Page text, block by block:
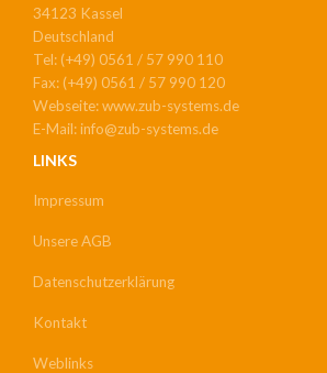
34123 Kassel
Deutschland
Tel: (+49) 0561 / 57 990 110
Fax: (+49) 0561 / 57 990 120
Webseite: www.zub-systems.de
E-Mail: info@zub-systems.de
LINKS
Impressum
Unsere AGB
Datenschutzerklärung
Kontakt
Weblinks